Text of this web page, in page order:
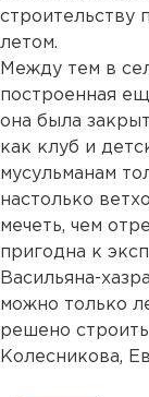
строительству
летом.
Между тем в
построенная
она была
как клуб и
мусульманам
настолько
мечеть, чем
пригодна к
Васильяна-
можно только
решено
Колесникова,